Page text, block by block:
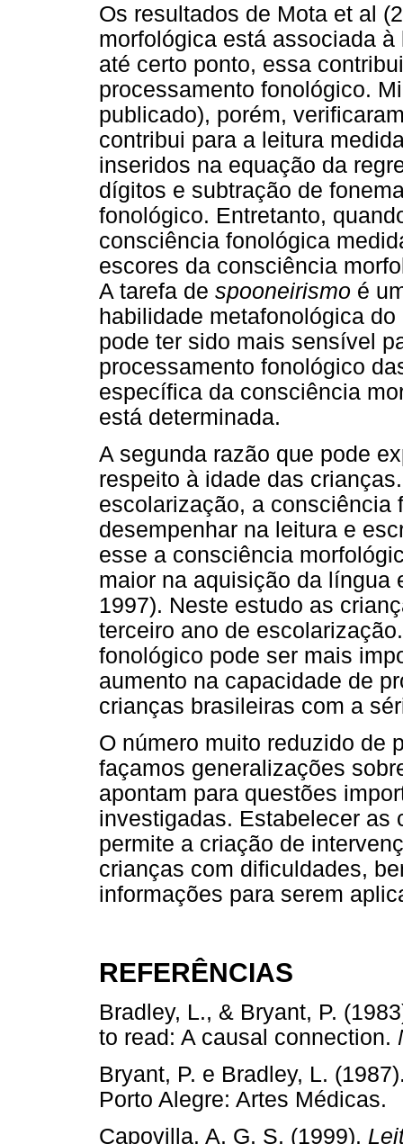
Os resultados de Mota et al
morfológica está associada
até certo ponto, essa
processamento fonológico.
publicado), porém,
contribui para a leitura
inseridos na equação da
dígitos e subtração de
fonológico. Entretanto,
consciência fonológica
escores da consciência
A tarefa de spooneirismo é
habilidade metafonológica
pode ter sido mais sensível
processamento fonológico
específica da consciência
está determinada.
A segunda razão que pode
respeito à idade das
escolarização, a consciência
desempenhar na leitura e
esse a consciência
maior na aquisição da língua
1997). Neste estudo as
terceiro ano de
fonológico pode ser mais
aumento na capacidade de
crianças brasileiras com a
O número muito reduzido de
façamos generalizações
apontam para questões
investigadas. Estabelecer as
permite a criação de
crianças com dificuldades,
informações para serem
REFERÊNCIAS
Bradley, L., & Bryant, P.
to read: A causal connection.
Bryant, P. e Bradley, L.
Porto Alegre: Artes
Capovilla. A. G. S. (1999).